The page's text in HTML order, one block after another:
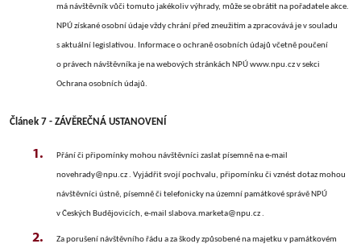
má návštěvník vůči tomuto jakékoliv výhrady, může se obrátit na pořadatele akce.
NPÚ získané osobní údaje vždy chrání před zneužitím a zpracovává je v souladu
s aktuální legislativou. Informace o ochraně osobních údajů včetně poučení
o právech návštěvníka je na webových stránkách NPÚ www.npu.cz v sekci
Ochrana osobních údajů.
Článek 7 - ZÁVĚREČNÁ USTANOVENÍ
Přání či připomínky mohou návštěvníci zaslat písemně na e-mail
novehrady@npu.cz . Vyjádřit svojí pochvalu, připomínku či vznést dotaz mohou
návštěvníci ústně, písemně či telefonicky na územní památkové správě NPÚ
v Českých Budějovicích, e-mail slabova.marketa@npu.cz .
Za porušení návštěvního řádu a za škody způsobené na majetku v památkovém